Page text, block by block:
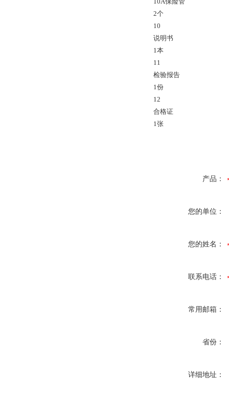
2个
10
说明书
1本
11
检验报告
1份
12
合格证
1张
产品：
您的单位：
您的姓名：
联系电话：
常用邮箱：
省份：
详细地址：